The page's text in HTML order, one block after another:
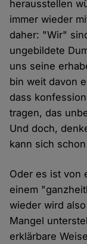
herausstellen
immer wieder
daher: "Wir"
ungebildete
uns seine
bin weit davon
dass
tragen, das
Und doch,
kann sich
Oder es ist von
einem
wieder wird
Mangel
erklärbare